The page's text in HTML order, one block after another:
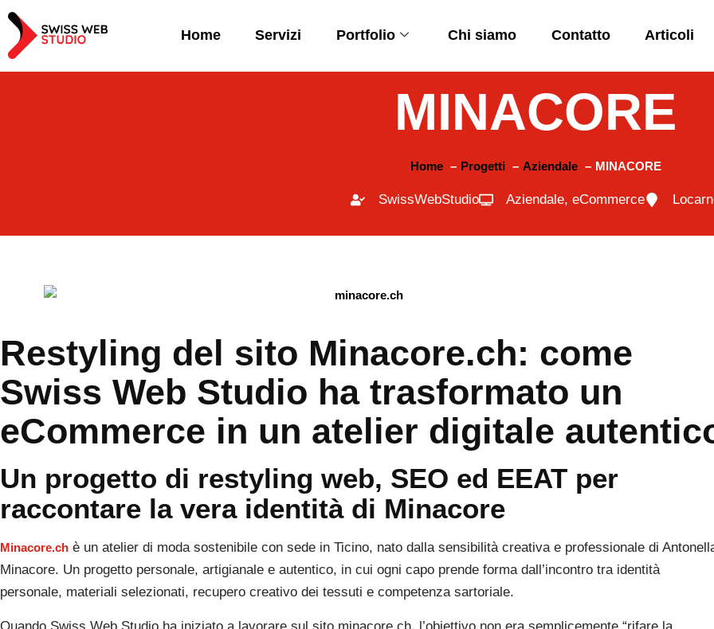
Home Servizi Portfolio Chi siamo Contatto Articoli
MINACORE
Home Progetti Aziendale MINACORE
SwissWebStudio Aziendale,eCommerce
Restyling del sito Minacore.ch: come
Swiss Web Studio ha trasformato un
eCommerce in un atelier digitale
Un progetto di restyling web, SEO ed EEAT per
raccontare la vera identità di Minacore
Minacore.ch è un atelier di moda sostenibile con sede in Ticino, nato dalla sensibilità creativa e professionale di
Minacore. Un progetto personale, artigianale e autentico, in cui ogni capo prende forma dall’incontro tra identità
personale, materiali selezionati, recupero creativo dei tessuti e competenza sartoriale.
Quando Swiss Web Studio ha iniziato a lavorare sul sito minacore.ch, l’obiettivo non era semplicemente “rifare la